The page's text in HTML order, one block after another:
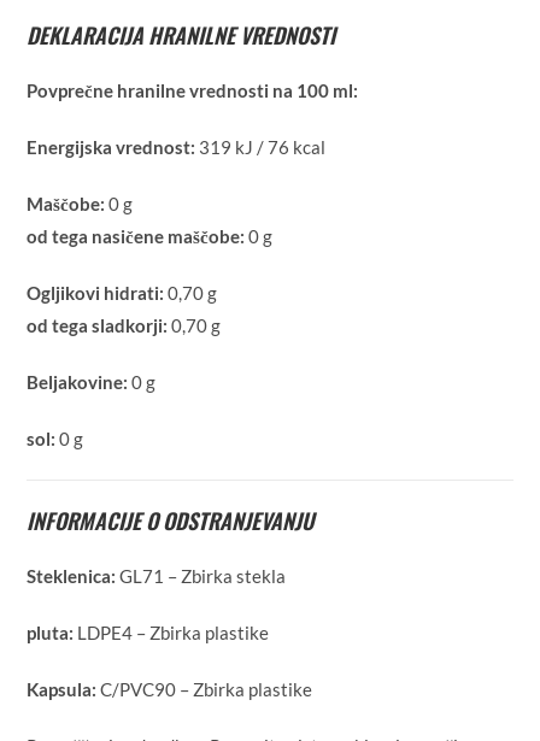
DEKLARACIJA HRANILNE VREDNOSTI
Povprečne hranilne vrednosti na 100 ml:
Energijska vrednost: 319 kJ / 76 kcal
Maščobe: 0 g
od tega nasičene maščobe: 0 g
Ogljikovi hidrati: 0,70 g
od tega sladkorji: 0,70 g
Beljakovine:0 g
sol:0 g
INFORMACIJE O ODSTRANJEVANJU
Steklenica:GL71 – Zbirka stekla
pluta: LDPE4 – Zbirka plastike
Kapsula:C/PVC90 – Zbirka plastike